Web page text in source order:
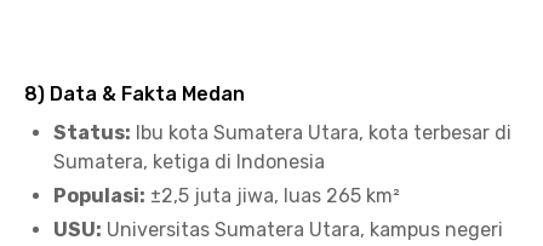
8) Data & Fakta Medan
Status: Ibu kota Sumatera Utara, kota terbesar di
Sumatera, ketiga di Indonesia
Populasi: ±2,5 juta jiwa, luas 265 km²
USU: Universitas Sumatera Utara, kampus negeri